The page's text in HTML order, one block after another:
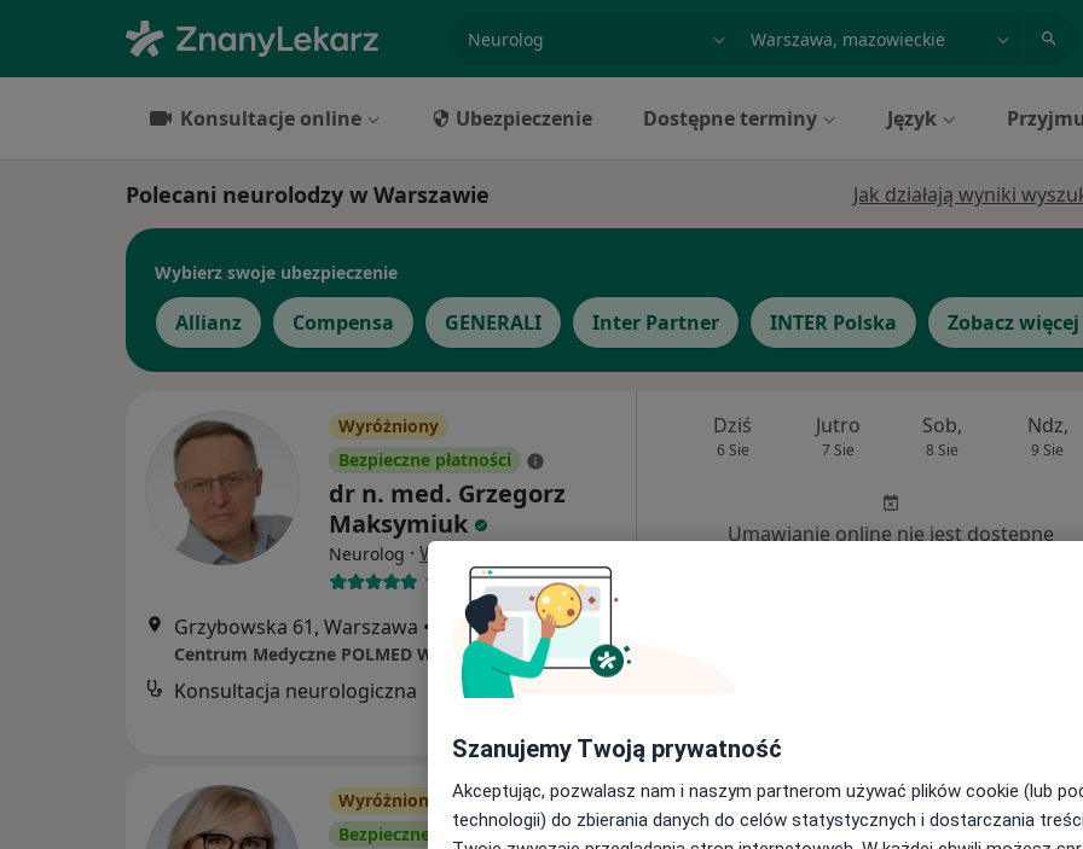
Konsultacje online Ubezpieczenie Dostępne terminy Język
Polecani neurolodzy w Warszawie Jak działają wyniki
Wybierz swoje ubezpieczenie
Allianz Compensa GENERALI Inter Partner INTER Polska Zobacz więcej
Wyróżniony
Bezpieczne płatności
dr n. med. Grzegorz
Maksymiuk
Neurolog · Więcej
154 opinie
Grzybowska 61, Warszawa • Mapa
Centrum Medyczne POLMED WARSZAWA GRZYBOWSKA
Konsultacja neurologiczna
Dziś
6 Sie
Jutro
7 Sie
Sob,
8 Sie
Ndz,
9 Sie
Umawianie online nie jest dostępne
Wyróżniony
Bezpieczne płatności
Dziś
6 Sie
Jutro
7 Sie
Sob,
8 Sie
Ndz,
9 Sie
Szanujemy Twoją prywatność
Akceptując, pozwalasz nam i naszym partnerom używać plików cookie (lub
technologii) do zbierania danych do celów statystycznych i dostarczania